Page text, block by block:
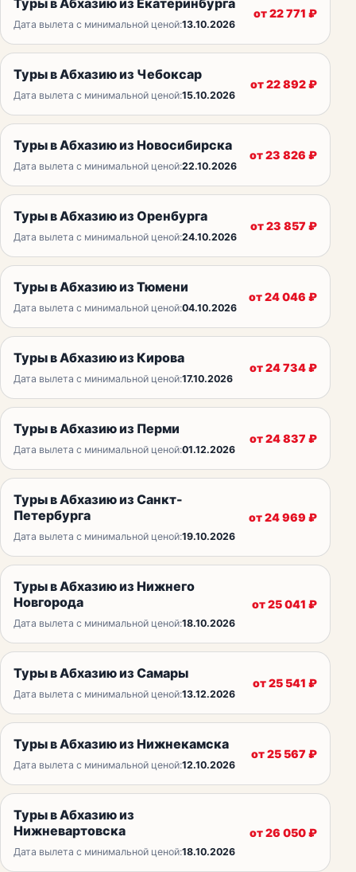
Туры в Абхазию из Екатеринбурга
Дата вылета с минимальной ценой:13.10.2026
от22 771 ₽
Туры в Абхазию из Чебоксар
Дата вылета с минимальной ценой:15.10.2026
от22 892₽
Туры в Абхазию из Новосибирска
Дата вылета с минимальной ценой:22.10.2026
от23 826 ₽
Туры в Абхазию из Оренбурга
Дата вылета с минимальной ценой:24.10.2026
от23 857 ₽
Туры в Абхазию из Тюмени
Дата вылета с минимальной ценой:04.10.2026
от24 046 ₽
Туры в Абхазию из Кирова
Дата вылета с минимальной ценой:17.10.2026
от24 734₽
Туры в Абхазию из Перми
Дата вылета с минимальной ценой:01.12.2026
от24 837 ₽
Туры в Абхазию из Санкт-
Петербурга
Дата вылета с минимальной ценой:19.10.2026
от24 969 ₽
Туры в Абхазию из Нижнего
Новгорода
Дата вылета с минимальной ценой:18.10.2026
от25 041 ₽
Туры в Абхазию из Самары
Дата вылета с минимальной ценой:13.12.2026
от25 541 ₽
Туры в Абхазию из Нижнекамска
Дата вылета с минимальной ценой:12.10.2026
от25 567 ₽
Туры в Абхазию из
Нижневартовска
Дата вылета с минимальной ценой:18.10.2026
от26 050₽